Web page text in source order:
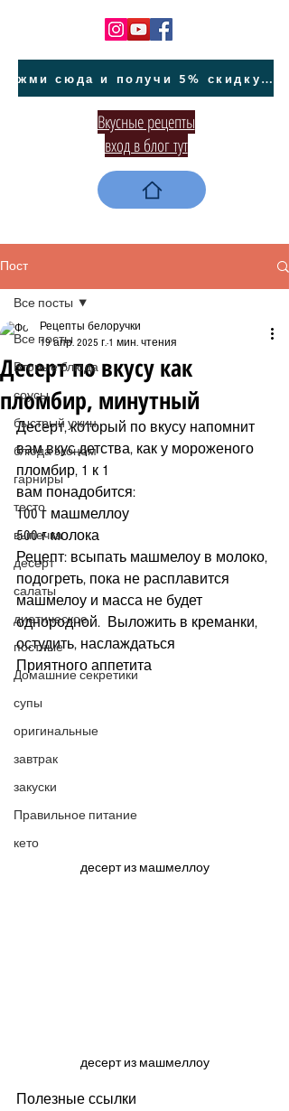
жми сюда и получи 5% скидку на покупку авто на Кипре и автообслуживание
Вкусные рецепты
вход в блог тут
Пост
Все посты
Вторые блюда
соусы
быстрый ужин
блюда эконом
гарниры
тесто
выпечка
десерт
салаты
диетическое
постные
Домашние секретики
супы
оригинальные
завтрак
закуски
Правильное питание
кето
Все посты
Десерт по вкусу как
пломбир, минутный
Рецепты белоручки
19 апр. 2025 г. 1 мин. чтения
Десерт, который по вкусу напомнит
вам вкус детства, как у мороженого
пломбир, 1 к 1
вам понадобится:
100 г машмеллоу
500 г молока
Рецепт: всыпать машмелоу в молоко,
подогреть, пока не расплавится
машмелоу и масса не будет
однородной.  Выложить в креманки,
остудить, наслаждаться
Приятного аппетита
десерт из машмеллоу
десерт из машмеллоу
Полезные ссылки